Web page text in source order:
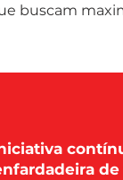
buscam